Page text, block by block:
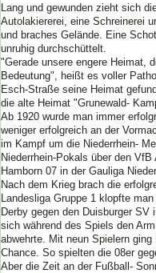
Lang und gewunden zieht sich
Autolakiererei, eine Schreinerei
und braches Gelände. Eine
unruhig durchschüttelt.
"Gerade unsere engere Heimat,
Bedeutung", heißt es voller
Esch-Straße seine Heimat
die alte Heimat "Grunewald-
Ab 1920 wurde man immer
weniger erfolgreich an der
im Kampf um die Niederrhein-
Niederrhein-Pokals über den
Hamborn 07 in der Gauliga
Nach dem Krieg brach die
Landesliga Gruppe 1 klopfte
Derby gegen den Duisburger
sich während des Spiels den
abwehrte. Mit neun Spielern
Chance. So spielten die 08er
Aber die Zeit an der Fußball-